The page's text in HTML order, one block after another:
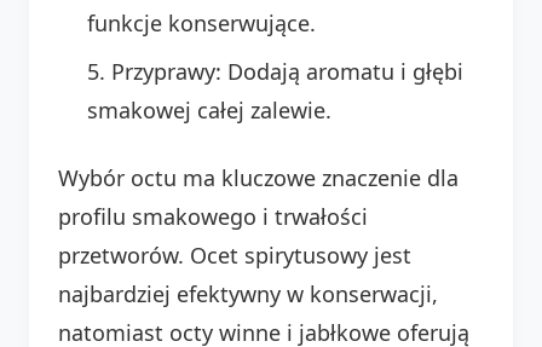
funkcje konserwujące.
Przyprawy: Dodają aromatu i głębi
smakowej całej zalewie.
Wybór octu ma kluczowe znaczenie dla
profilu smakowego i trwałości
przetworów. Ocet spirytusowy jest
najbardziej efektywny w konserwacji,
natomiast octy winne i jabłkowe oferują